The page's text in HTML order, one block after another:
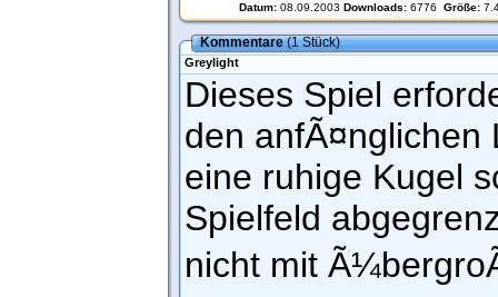
Datum: 08.09.2003 Downloads: 6776 Größe:
Kommentare(1 Stück)
Greylight
Dieses Spiel
den anfÃ¤nglichen
eine ruhige Kugel
Spielfeld
nicht mit